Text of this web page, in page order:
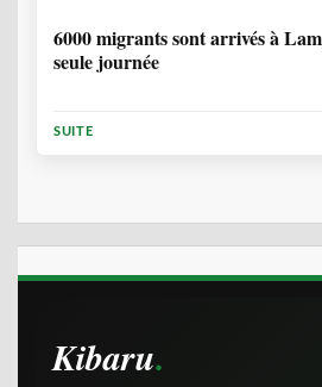
6000 migrants sont arrivés à
seule journée
SUITE
Kibaru